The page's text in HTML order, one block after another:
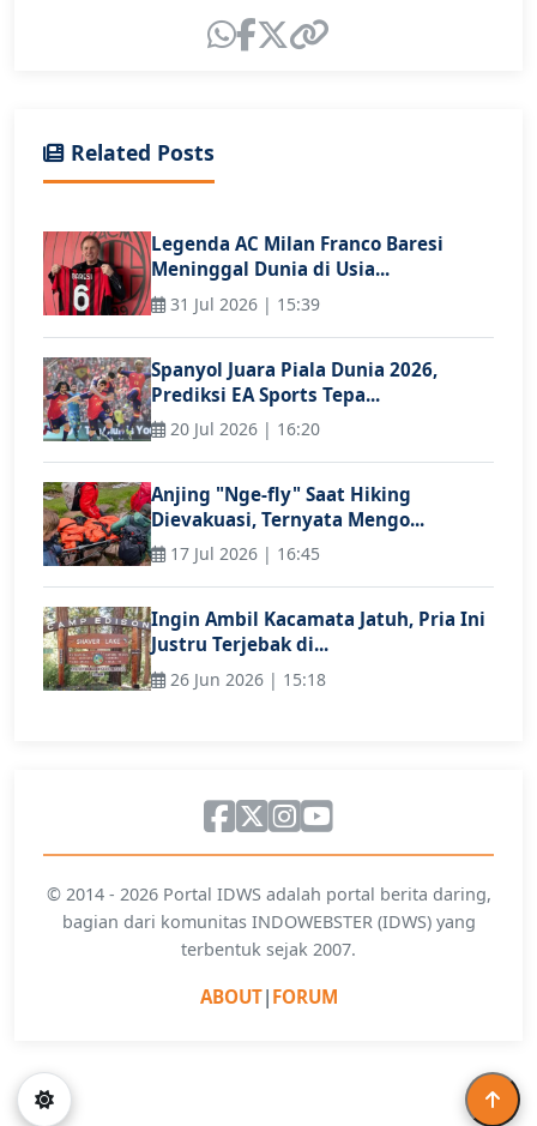
Related Posts
Legenda AC Milan Franco Baresi
Meninggal Dunia di Usia...
31 Jul 2026 | 15:39
Spanyol Juara Piala Dunia 2026,
Prediksi EA Sports Tepa...
20 Jul 2026 | 16:20
Anjing "Nge-fly" Saat Hiking
Dievakuasi, Ternyata Mengo...
17 Jul 2026 | 16:45
Ingin Ambil Kacamata Jatuh, Pria Ini
Justru Terjebak di...
26 Jun 2026 | 15:18
© 2014 - 2026 Portal IDWS adalah portal berita daring,
bagian dari komunitas INDOWEBSTER (IDWS) yang
terbentuk sejak 2007.
ABOUT| FORUM